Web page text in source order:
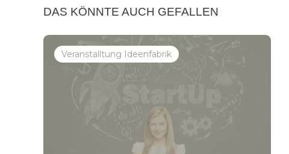
DAS KÖNNTE AUCH GEFALLEN
Veranstalltung Ideenfabrik